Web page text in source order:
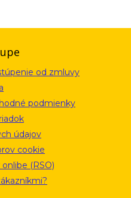
od zmluvy
podmienky
údajov
cookie
(RSO)